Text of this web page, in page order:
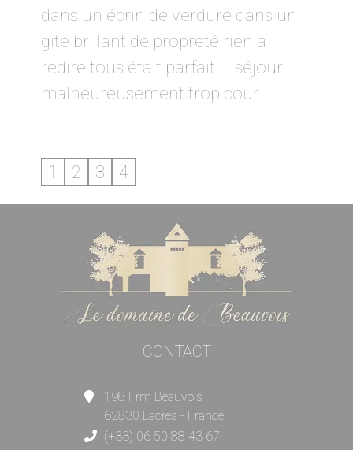
dans un écrin de verdure dans un
gite brillant de propreté rien a
redire tous était parfait ... séjour
malheureusement trop cour...
1 2 3 4
CONTACT
198 Frm Beauvois
62830 Lacres - France
(+33) 06 50 88 43 67